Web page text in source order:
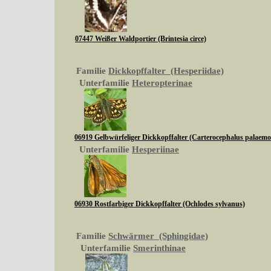
07447 Weißer Waldportier (Brintesia circe)
Familie Dickkopffalter (Hesperiidae)
Unterfamilie Heteropterinae
06919 Gelbwürfeliger Dickkopffalter (Carterocephalus
Unterfamilie Hesperiinae
06930 Rostfarbiger Dickkopffalter (Ochlodes sylvanus)
Familie Schwärmer (Sphingidae)
Unterfamilie Smerinthinae